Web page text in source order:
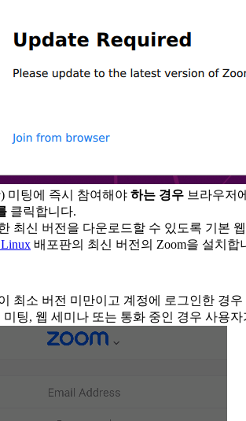
미팅에 즉시 참여해야 하는 경우 브라우저
클릭합니다.
최신 버전을 다운로드할 수 있도록 기본
배포판의 최신 버전의 Zoom을 설치합
최소 버전 미만이고 계정에 로그인한 경
미팅, 웹 세미나 또는 통화 중인 경우 사용